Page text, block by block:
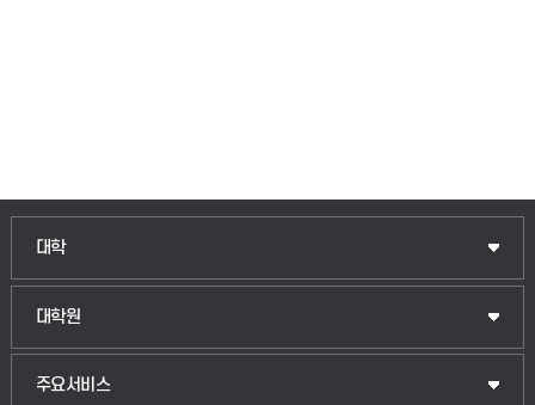
대학
대학원
주요서비스